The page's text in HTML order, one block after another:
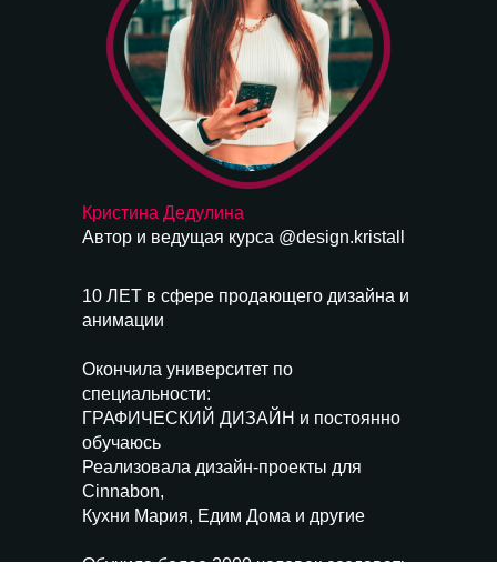
Кристина Дедулина
Автор и ведущая курса @design.kristall
10 ЛЕТ в сфере продающего дизайна и
анимации
Окончила университет по
специальности:
ГРАФИЧЕСКИЙ ДИЗАЙН и постоянно
обучаюсь
Реализовала дизайн-проекты для
Cinnabon,
Кухни Мария, Едим Дома и другие
Обучилаболее 2000человек создавать